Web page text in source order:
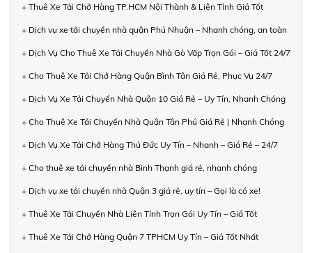
+ Thuê Xe Tải Chở Hàng TP.HCM Nội Thành & Liên Tỉnh Giá Tốt
+ Dịch vụ xe tải chuyển nhà quận Phú Nhuận – Nhanh chóng, an toàn
+ Dịch Vụ Cho Thuê Xe Tải Chuyển Nhà Gò Vấp Trọn Gói – Giá Tốt 24/7
+ Cho Thuê Xe Tải Chở Hàng Quận Bình Tân Giá Rẻ, Phục Vụ 24/7
+ Dịch Vụ Xe Tải Chuyển Nhà Quận 10 Giá Rẻ – Uy Tín, Nhanh Chóng
+ Cho Thuê Xe Tải Chuyển Nhà Quận Tân Phú Giá Rẻ | Nhanh Chóng
+ Dịch Vụ Xe Tải Chở Hàng Thủ Đức Uy Tín – Nhanh – Giá Rẻ – 24/7
+ Cho thuê xe tải chuyển nhà Bình Thạnh giá rẻ, nhanh chóng
+ Dịch vụ xe tải chuyển nhà Quận 3 giá rẻ, uy tín – Gọi là có xe!
+ Thuê Xe Tải Chuyển Nhà Liên Tỉnh Trọn Gói Uy Tín – Giá Tốt
+ Thuê Xe Tải Chở Hàng Quận 7 TPHCM Uy Tín – Giá Tốt Nhất